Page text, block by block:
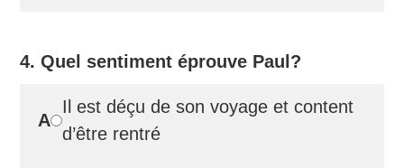
4. Quel sentiment éprouve Paul?
A
Il est déçu de son voyage et content
d’être rentré